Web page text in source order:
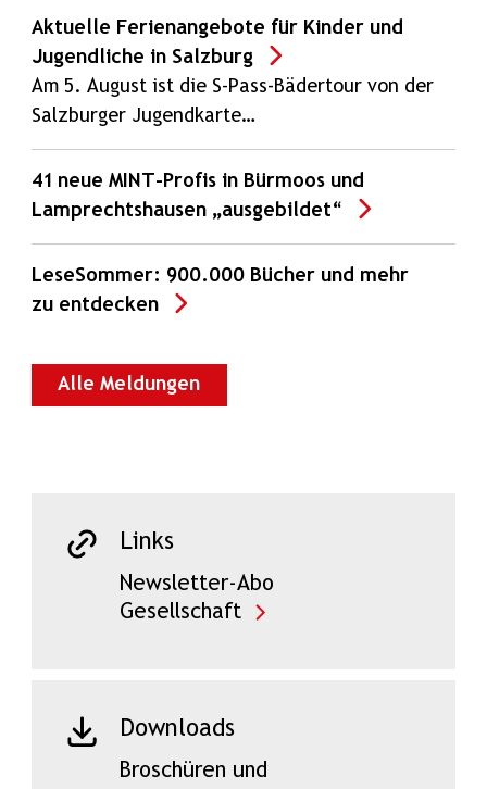
Aktuelle Ferienangebote für Kinder und
Jugendliche in Salzburg
Am 5. August ist die S-Pass-Bädertour von der
Salzburger Jugendkarte…
41 neue MINT-Profis in Bürmoos und
Lamprechtshausen „ausgebildet“
LeseSommer: 900.000 Bücher und mehr
zu entdecken
Alle Meldungen
Links
Newsletter-Abo
Gesellschaft
Downloads
Broschüren und